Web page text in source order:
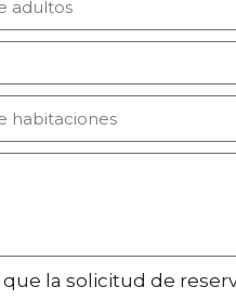
la solicitud de